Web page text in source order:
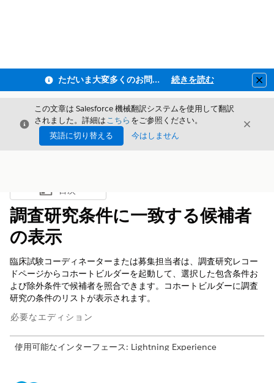
ただいま大変多くのお問い合わせをいただいており、ご連絡までにお時間を頂戴しております 続きを読む
閉じる
この文章は Salesforce 機械翻訳システムを使用して翻訳
されました。詳細はこちら をご参照ください。
英語に切り替える
今はしません
閉じる
目次を表示
目次
調査研究条件に一致する候補者
の表示
臨床試験コーディネーターまたは募集担当者は、調査研究レコー
ドページからコホートビルダーを起動して、選択した包含条件お
よび除外条件で候補者を照合できます。コホートビルダーに調査
研究の条件のリストが表示されます。
必要なエディション
使用可能なインターフェース: Lightning Experience
Cloudおよび参加者登録アドオン ライセンスが付属する